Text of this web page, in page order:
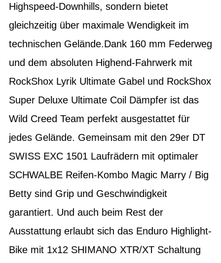
Highspeed-Downhills, sondern bietet
gleichzeitig über maximale Wendigkeit im
technischen Gelände.Dank 160 mm Federweg
und dem absoluten Highend-Fahrwerk mit
RockShox Lyrik Ultimate Gabel und RockShox
Super Deluxe Ultimate Coil Dämpfer ist das
Wild Creed Team perfekt ausgestattet für
jedes Gelände. Gemeinsam mit den 29er DT
SWISS EXC 1501 Laufrädern mit optimaler
SCHWALBE Reifen-Kombo Magic Marry / Big
Betty sind Grip und Geschwindigkeit
garantiert. Und auch beim Rest der
Ausstattung erlaubt sich das Enduro Highlight-
Bike mit 1x12 SHIMANO XTR/XT Schaltung